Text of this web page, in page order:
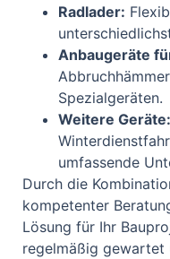
Radlader:
Anbaugeräte
Spezialgeräten.
Weitere Geräte:
umfassende
Durch die
kompetenter
Lösung für Ihr
regelmäßig gewartet